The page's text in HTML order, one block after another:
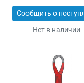
Нет в наличии